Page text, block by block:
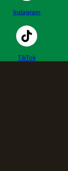
Instagram
TikTok